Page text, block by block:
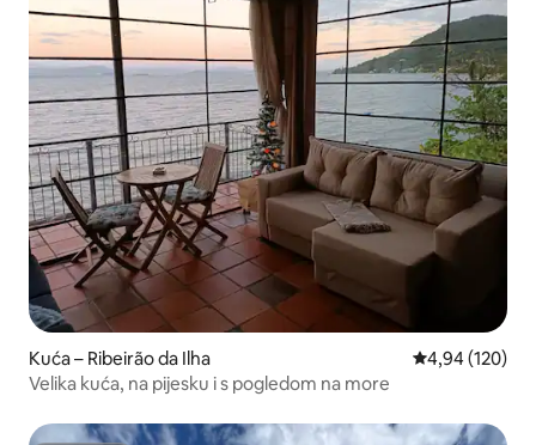
Kuća – Ribeirão da Ilha Prosječna
4,94 (120)
Velika kuća, na pijesku i s pogledom na more